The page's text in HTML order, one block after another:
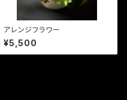
アレンジフラワー
¥5,500